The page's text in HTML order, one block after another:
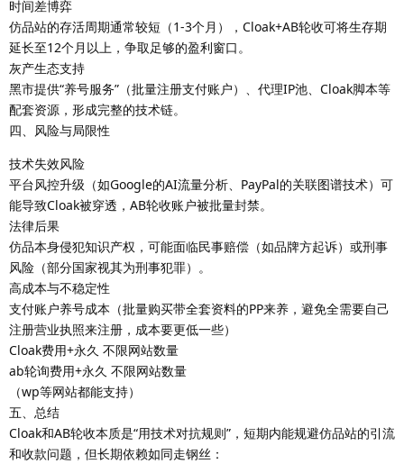
时间差博弈
仿品站的存活周期通常较短（1-3个月），Cloak+AB轮收可将生存期
延长至12个月以上，争取足够的盈利窗口。
灰产生态支持
黑市提供“养号服务”（批量注册支付账户）、代理IP池、Cloak脚本等
配套资源，形成完整的技术链。
四、风险与局限性
技术失效风险
平台风控升级（如Google的AI流量分析、PayPal的关联图谱技术）可
能导致Cloak被穿透，AB轮收账户被批量封禁。
法律后果
仿品本身侵犯知识产权，可能面临民事赔偿（如品牌方起诉）或刑事
风险（部分国家视其为刑事犯罪）。
高成本与不稳定性
支付账户养号成本（批量购买带全套资料的PP来养，避免全需要自己
注册营业执照来注册，成本要更低一些）
Cloak费用+永久 不限网站数量
ab轮询费用+永久 不限网站数量
（wp等网站都能支持）
五、总结
Cloak和AB轮收本质是“用技术对抗规则”，短期内能规避仿品站的引流
和收款问题，但长期依赖如同走钢丝：